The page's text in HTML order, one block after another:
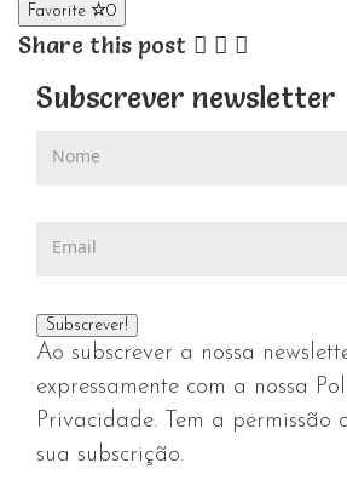
Favorite 0
Share this post
Subscrever newsletter
Ao subscrever a nossa
expressamente com a nossa
Privacidade. Tem a permissão
sua subscrição.